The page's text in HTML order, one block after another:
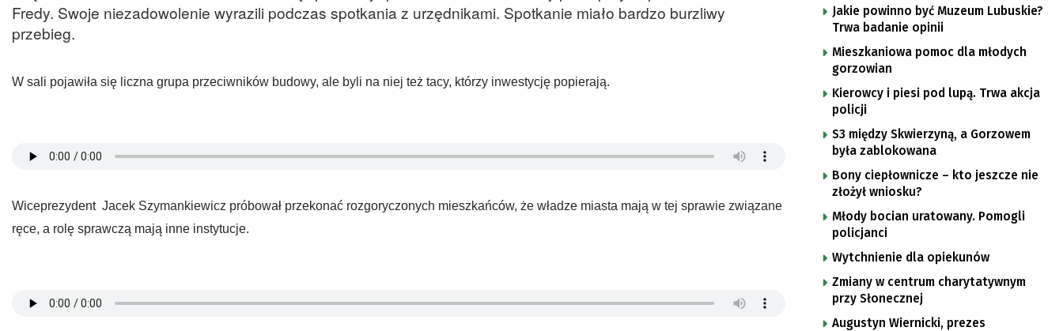
Fredy. Swoje niezadowolenie wyrazili podczas spotkania z urzędnikami. Spotkanie miało bardzo burzliwy
przebieg.
W sali pojawiła się liczna grupa przeciwników budowy, ale byli na niej też tacy, którzy inwestycję popierają.
Wiceprezydent Jacek Szymankiewicz próbował przekonać rozgoryczonych mieszkańców, że władze miasta mają w tej sprawie związane
ręce, a rolę sprawczą mają inne instytucje.
Jakie powinno być Muzeum Lubuskie?
Trwa badanie opinii
Mieszkaniowa pomoc dla młodych
gorzowian
Kierowcy i piesi pod lupą. Trwa akcja
policji
S3 między Skwierzyną, a Gorzowem
była zablokowana
Bony ciepłownicze – kto jeszcze nie
złożył wniosku?
Młody bocian uratowany. Pomogli
policjanci
Wytchnienie dla opiekunów
Zmiany w centrum charytatywnym
przy Słonecznej
Augustyn Wiernicki, prezes